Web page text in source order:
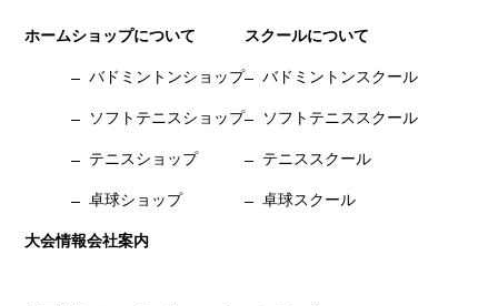
ホームショップについて
バドミントンショップ
ソフトテニスショップ
テニスショップ
卓球ショップ
スクールについて
バドミントンスクール
ソフトテニススクール
テニススクール
卓球スクール
大会情報会社案内